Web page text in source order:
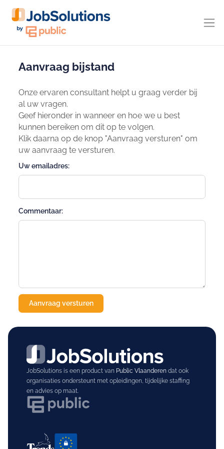
Aanvraag bijstand
Onze ervaren consultant helpt u graag verder bij
al uw vragen.
Geef hieronder in wanneer en hoe we u best
kunnen bereiken om dit op te volgen.
Klik daarna op de knop "Aanvraag versturen" om
uw aanvraag te versturen.
Uw emailadres:
Commentaar:
JobSolutions is een product van Public Vlaanderendat ook
organisaties ondersteunt met opleidingen, tijdelijke staffing
en advies op maat.